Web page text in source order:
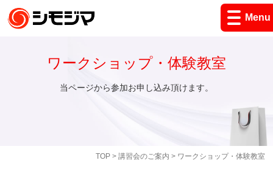
Menu
TOP> 講習会のご案内 > ワークショップ・体験教室
ワークショップ・体験教室
当ページから参加お申し込み頂けます。